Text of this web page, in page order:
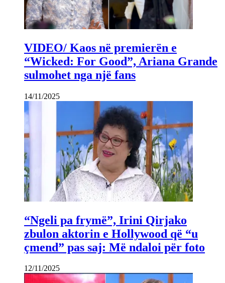
VIDEO/ Kaos në premierën e
“Wicked: For Good”, Ariana Grande
sulmohet nga një fans
14/11/2025
“Ngeli pa frymë”, Irini Qirjako
zbulon aktorin e Hollywood që “u
çmend” pas saj: Më ndaloi për foto
12/11/2025